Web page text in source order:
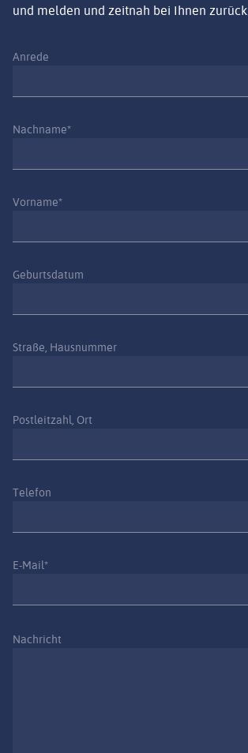
und melden und zeitnah bei Ihnen zurück.
Anrede
Nachname*
Vorname*
Geburtsdatum
Straße, Hausnummer
Postleitzahl, Ort
Telefon
E-Mail*
Nachricht